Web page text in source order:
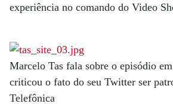
experiência no comando do Video
Marcelo Tas fala sobre o episódio
criticou o fato do seu Twitter ser
Telefônica